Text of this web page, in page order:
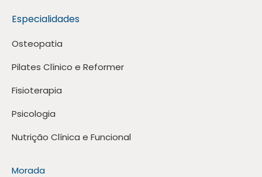
Especialidades
Osteopatia
Pilates Clínico e Reformer
Fisioterapia
Psicologia
Nutrição Clínica e Funcional
Morada